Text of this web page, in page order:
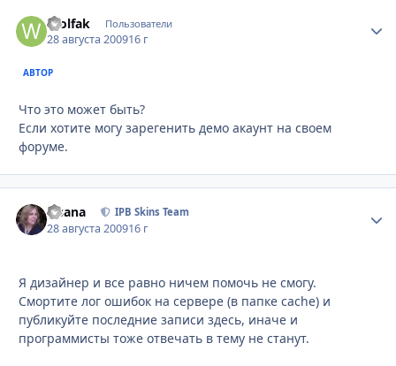
Wolfak Пользователи
28 августа 200916 г
АВТОР
Что это может быть?
Если хотите могу зарегенить демо акаунт на своем
форуме.
Fisana IPB Skins Team
28 августа 200916 г
Я дизайнер и все равно ничем помочь не смогу.
Смортите лог ошибок на сервере (в папке cache) и
публикуйте последние записи здесь, иначе и
программисты тоже отвечать в тему не станут.